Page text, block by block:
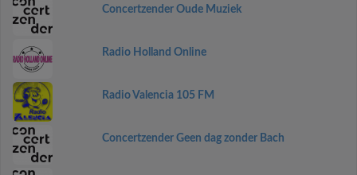
Concertzender Oude Muziek
Radio Holland Online
Radio Valencia 105 FM
Concertzender Geen dag zonder Bach